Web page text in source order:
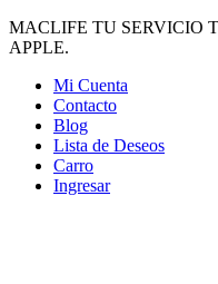
MACLIFE TU SERVICIO
APPLE.
Mi Cuenta
Contacto
Blog
Lista de Deseos
Carro
Ingresar